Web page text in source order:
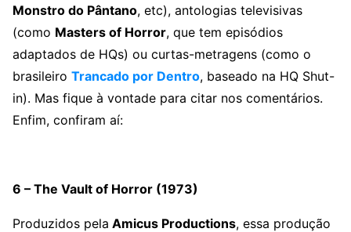
Monstro do Pântano, etc), antologias televisivas
(como Masters of Horror, que tem episódios
adaptados de HQs) ou curtas-metragens (como o
brasileiro Trancado por Dentro, baseado na HQ Shut-
in). Mas fique à vontade para citar nos comentários.
Enfim, confiram aí:
6 – The Vault of Horror (1973)
Produzidos pela Amicus Productions, essa produção